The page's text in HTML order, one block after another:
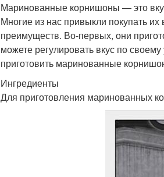
Маринованные корнишоны — это
Многие из нас привыкли покупать
преимуществ. Во-первых, они
можете регулировать вкус по
приготовить маринованные
Ингредиенты
Для приготовления маринованных